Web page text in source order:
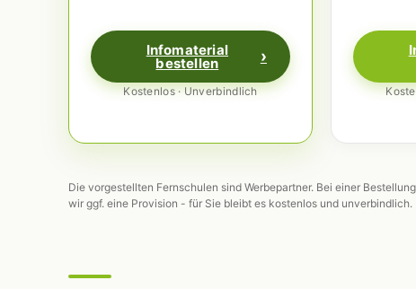
Infomaterial
bestellen
Kostenlos · Unverbindlich
Die vorgestellten Fernschulen sind Werbepartner. Bei einer
wir ggf. eine Provision - für Sie bleibt es kostenlos und unverbindlich.